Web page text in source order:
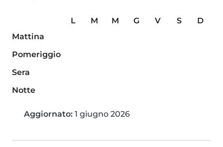
L M M G V S
D
Mattina
Pomeriggio
Sera
Notte
Aggiornato: 1 giugno 2026